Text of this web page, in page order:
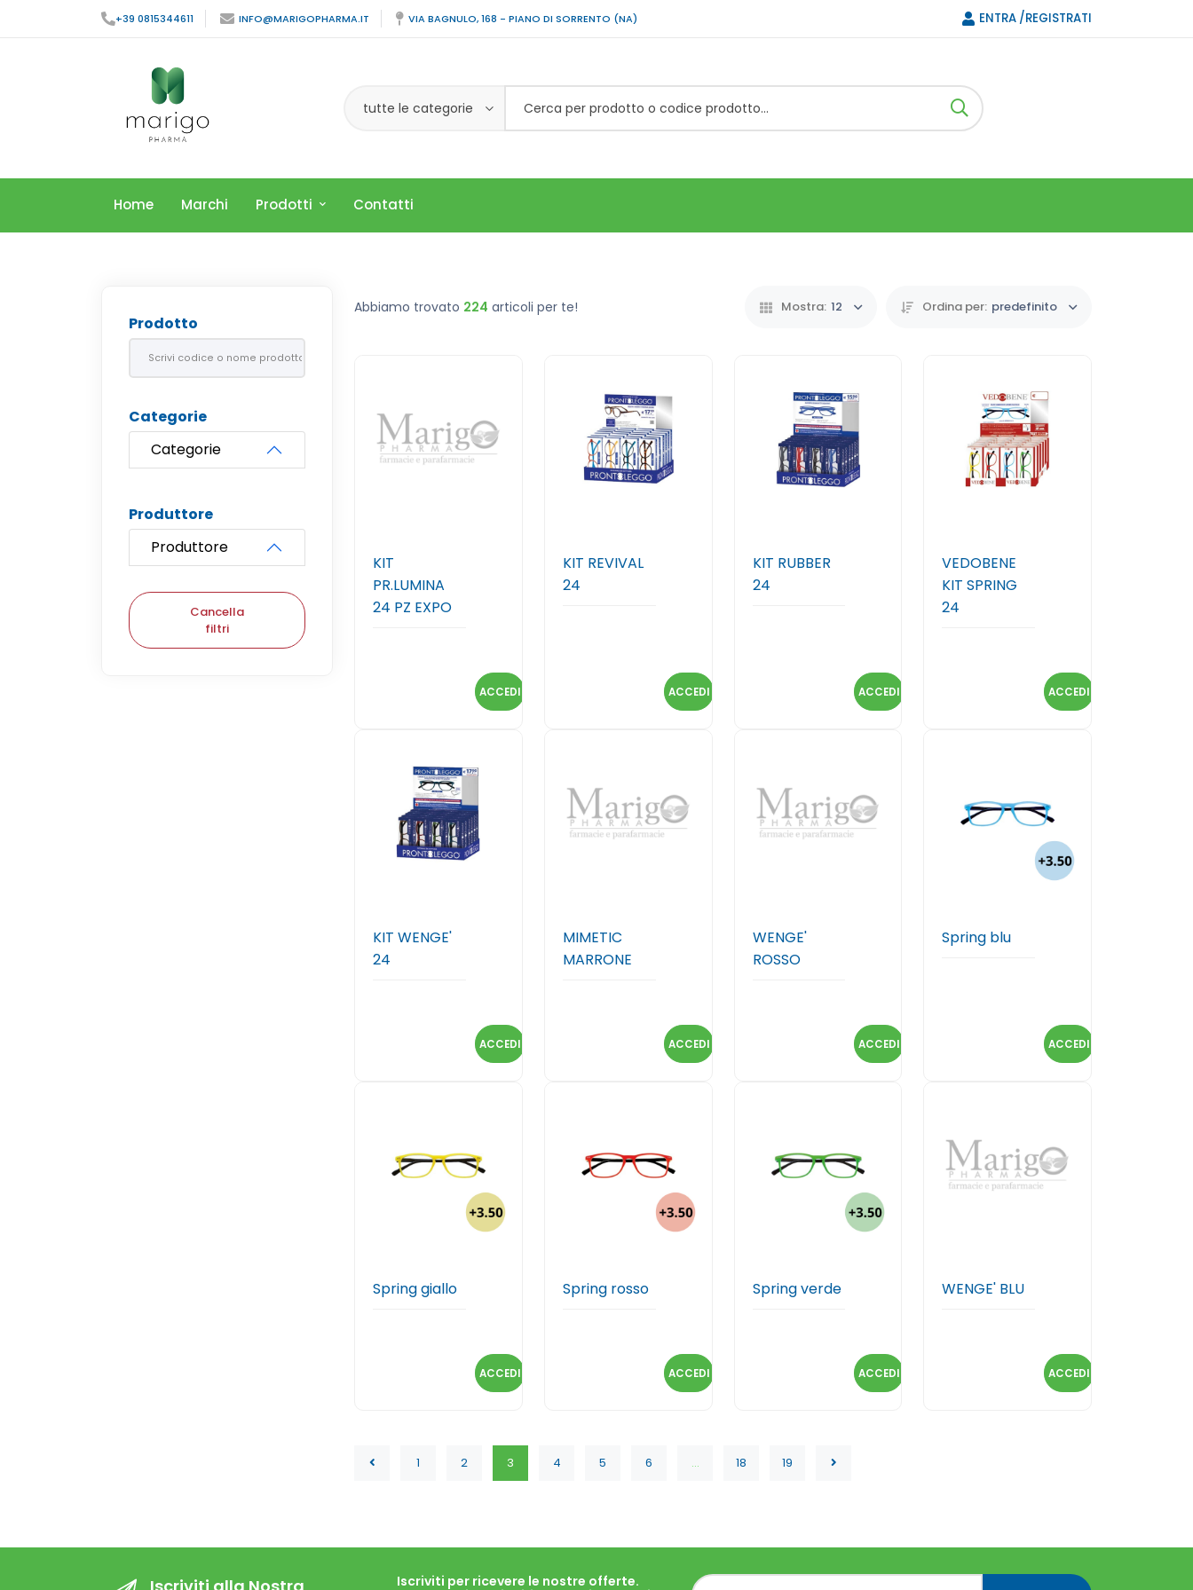
+39 0815344611 INFO@MARIGOPHARMA.IT VIA BAGNULO, 168 - PIANO DI SORRENTO (NA) ENTRA /REGISTRATI
tutte le categorie
Home Marchi Prodotti Contatti
Prodotto
Categorie
Categorie
Produttore
Produttore
Cancella
filtri
Abbiamo trovato 224 articoli per te! Mostra: 12 Ordina per: predefinito
KIT
PR.LUMINA
24 PZ EXPO
ACCEDI
KIT REVIVAL
24
ACCEDI
KIT RUBBER
24
ACCEDI
VEDOBENE
KIT SPRING
24
ACCEDI
KIT WENGE'
24
ACCEDI
MIMETIC
MARRONE
ACCEDI
WENGE'
ROSSO
ACCEDI
Spring blu
ACCEDI
Spring giallo
ACCEDI
Spring rosso
ACCEDI
Spring verde
ACCEDI
WENGE' BLU
ACCEDI
1 2 3 4 5 6 ... 18 19
Iscriviti per ricevere le nostre offerte.